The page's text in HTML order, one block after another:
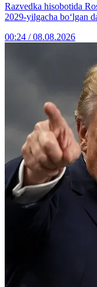
Razvedka hisobotida
2029-yilgacha bo‘lgan
00:24 / 08.08.2026